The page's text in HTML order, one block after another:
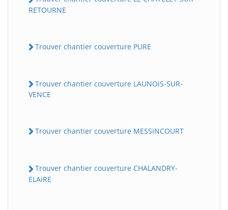
RETOURNE
Trouver chantier couverture PURE
Trouver chantier couverture LAUNOiS-SUR-
VENCE
Trouver chantier couverture MESSiNCOURT
Trouver chantier couverture CHALANDRY-
ELAiRE